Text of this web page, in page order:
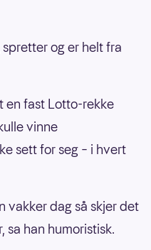
og er helt fra
en fast Lotto-rekke
vinne
sett for seg – i hvert
vakker dag så skjer det
sa han humoristisk.